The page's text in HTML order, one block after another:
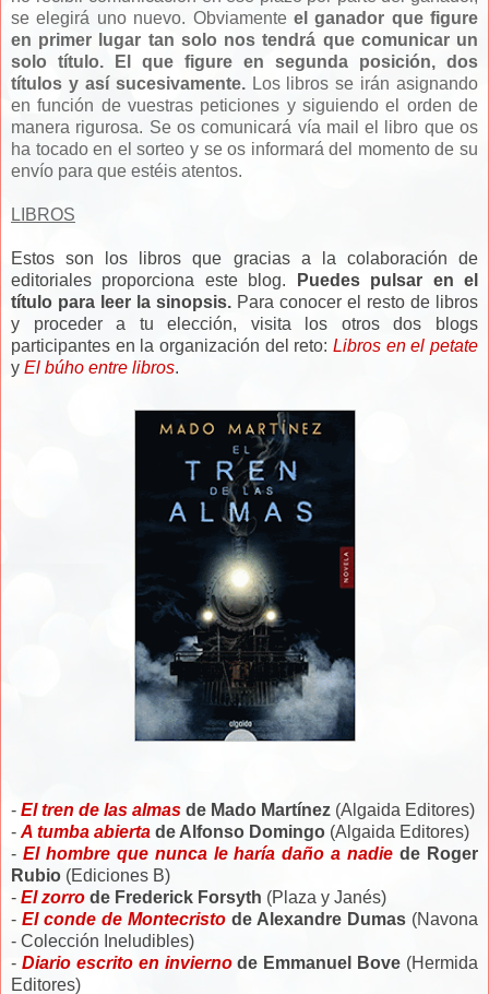
se elegirá uno nuevo. Obviamente el ganador que figure
en primer lugar tan solo nos tendrá que comunicar un
solo título. El que figure en segunda posición, dos
títulos y así sucesivamente.Los libros se irán asignando
en función de vuestras peticiones y siguiendo el orden de
manera rigurosa. Se os comunicará vía mail el libro que os
ha tocado en el sorteo y se os informará del momento de su
envío para que estéis atentos.
LIBROS
Estos son los libros que gracias a la colaboración de
editoriales proporciona este blog.
Puedes pulsar en el
título para leer la sinopsis. Para conocer el resto de libros
y proceder a tu elección, visita los otros dos blogs
participantes en la organización del reto: Libros en el petate
y El búho entre libros.
- El tren de las almas de Mado Martínez (Algaida Editores)
- A tumba abierta de Alfonso Domingo (Algaida Editores)
- El hombre que nunca le haría daño a nadie de Roger
Rubio (Ediciones B)
- El zorro de Frederick Forsyth (Plaza y Janés)
- El conde de Montecristo de Alexandre Dumas (Navona
- Colección Ineludibles)
- Diario escrito en inviernode Emmanuel Bove (Hermida
Editores)